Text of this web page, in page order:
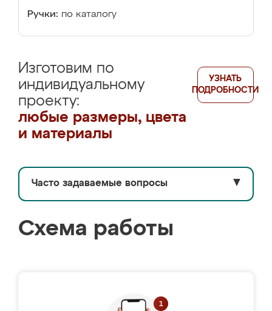
Ручки: по каталогу
Изготовим по
индивидуальному
проекту:
любые размеры, цвета
и материалы
УЗНАТЬ
ПОДРОБНОСТИ
Часто задаваемые вопросы ▼
Схема работы